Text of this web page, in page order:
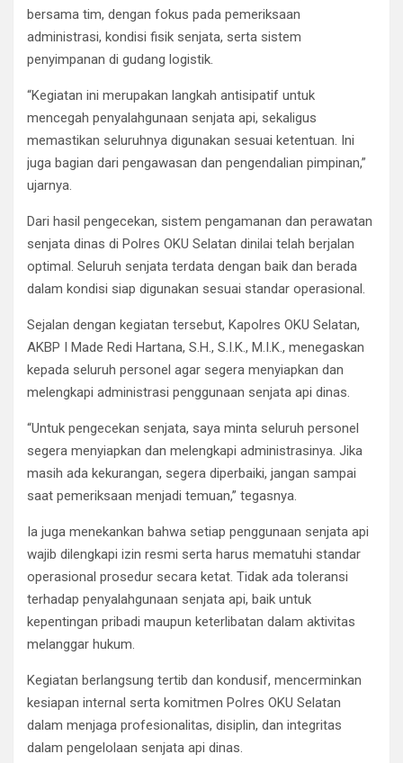
bersama tim, dengan fokus pada pemeriksaan
administrasi, kondisi fisik senjata, serta sistem
penyimpanan di gudang logistik.
“Kegiatan ini merupakan langkah antisipatif untuk
mencegah penyalahgunaan senjata api, sekaligus
memastikan seluruhnya digunakan sesuai ketentuan. Ini
juga bagian dari pengawasan dan pengendalian pimpinan,”
ujarnya.
Dari hasil pengecekan, sistem pengamanan dan perawatan
senjata dinas di Polres OKU Selatan dinilai telah berjalan
optimal. Seluruh senjata terdata dengan baik dan berada
dalam kondisi siap digunakan sesuai standar operasional.
Sejalan dengan kegiatan tersebut, Kapolres OKU Selatan,
AKBP I Made Redi Hartana, S.H., S.I.K., M.I.K., menegaskan
kepada seluruh personel agar segera menyiapkan dan
melengkapi administrasi penggunaan senjata api dinas.
“Untuk pengecekan senjata, saya minta seluruh personel
segera menyiapkan dan melengkapi administrasinya. Jika
masih ada kekurangan, segera diperbaiki, jangan sampai
saat pemeriksaan menjadi temuan,” tegasnya.
Ia juga menekankan bahwa setiap penggunaan senjata api
wajib dilengkapi izin resmi serta harus mematuhi standar
operasional prosedur secara ketat. Tidak ada toleransi
terhadap penyalahgunaan senjata api, baik untuk
kepentingan pribadi maupun keterlibatan dalam aktivitas
melanggar hukum.
Kegiatan berlangsung tertib dan kondusif, mencerminkan
kesiapan internal serta komitmen Polres OKU Selatan
dalam menjaga profesionalitas, disiplin, dan integritas
dalam pengelolaan senjata api dinas.